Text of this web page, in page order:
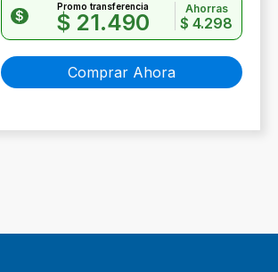
$
Promo transferencia
$ 21.490
Ahorras
$ 4.298
Comprar Ahora